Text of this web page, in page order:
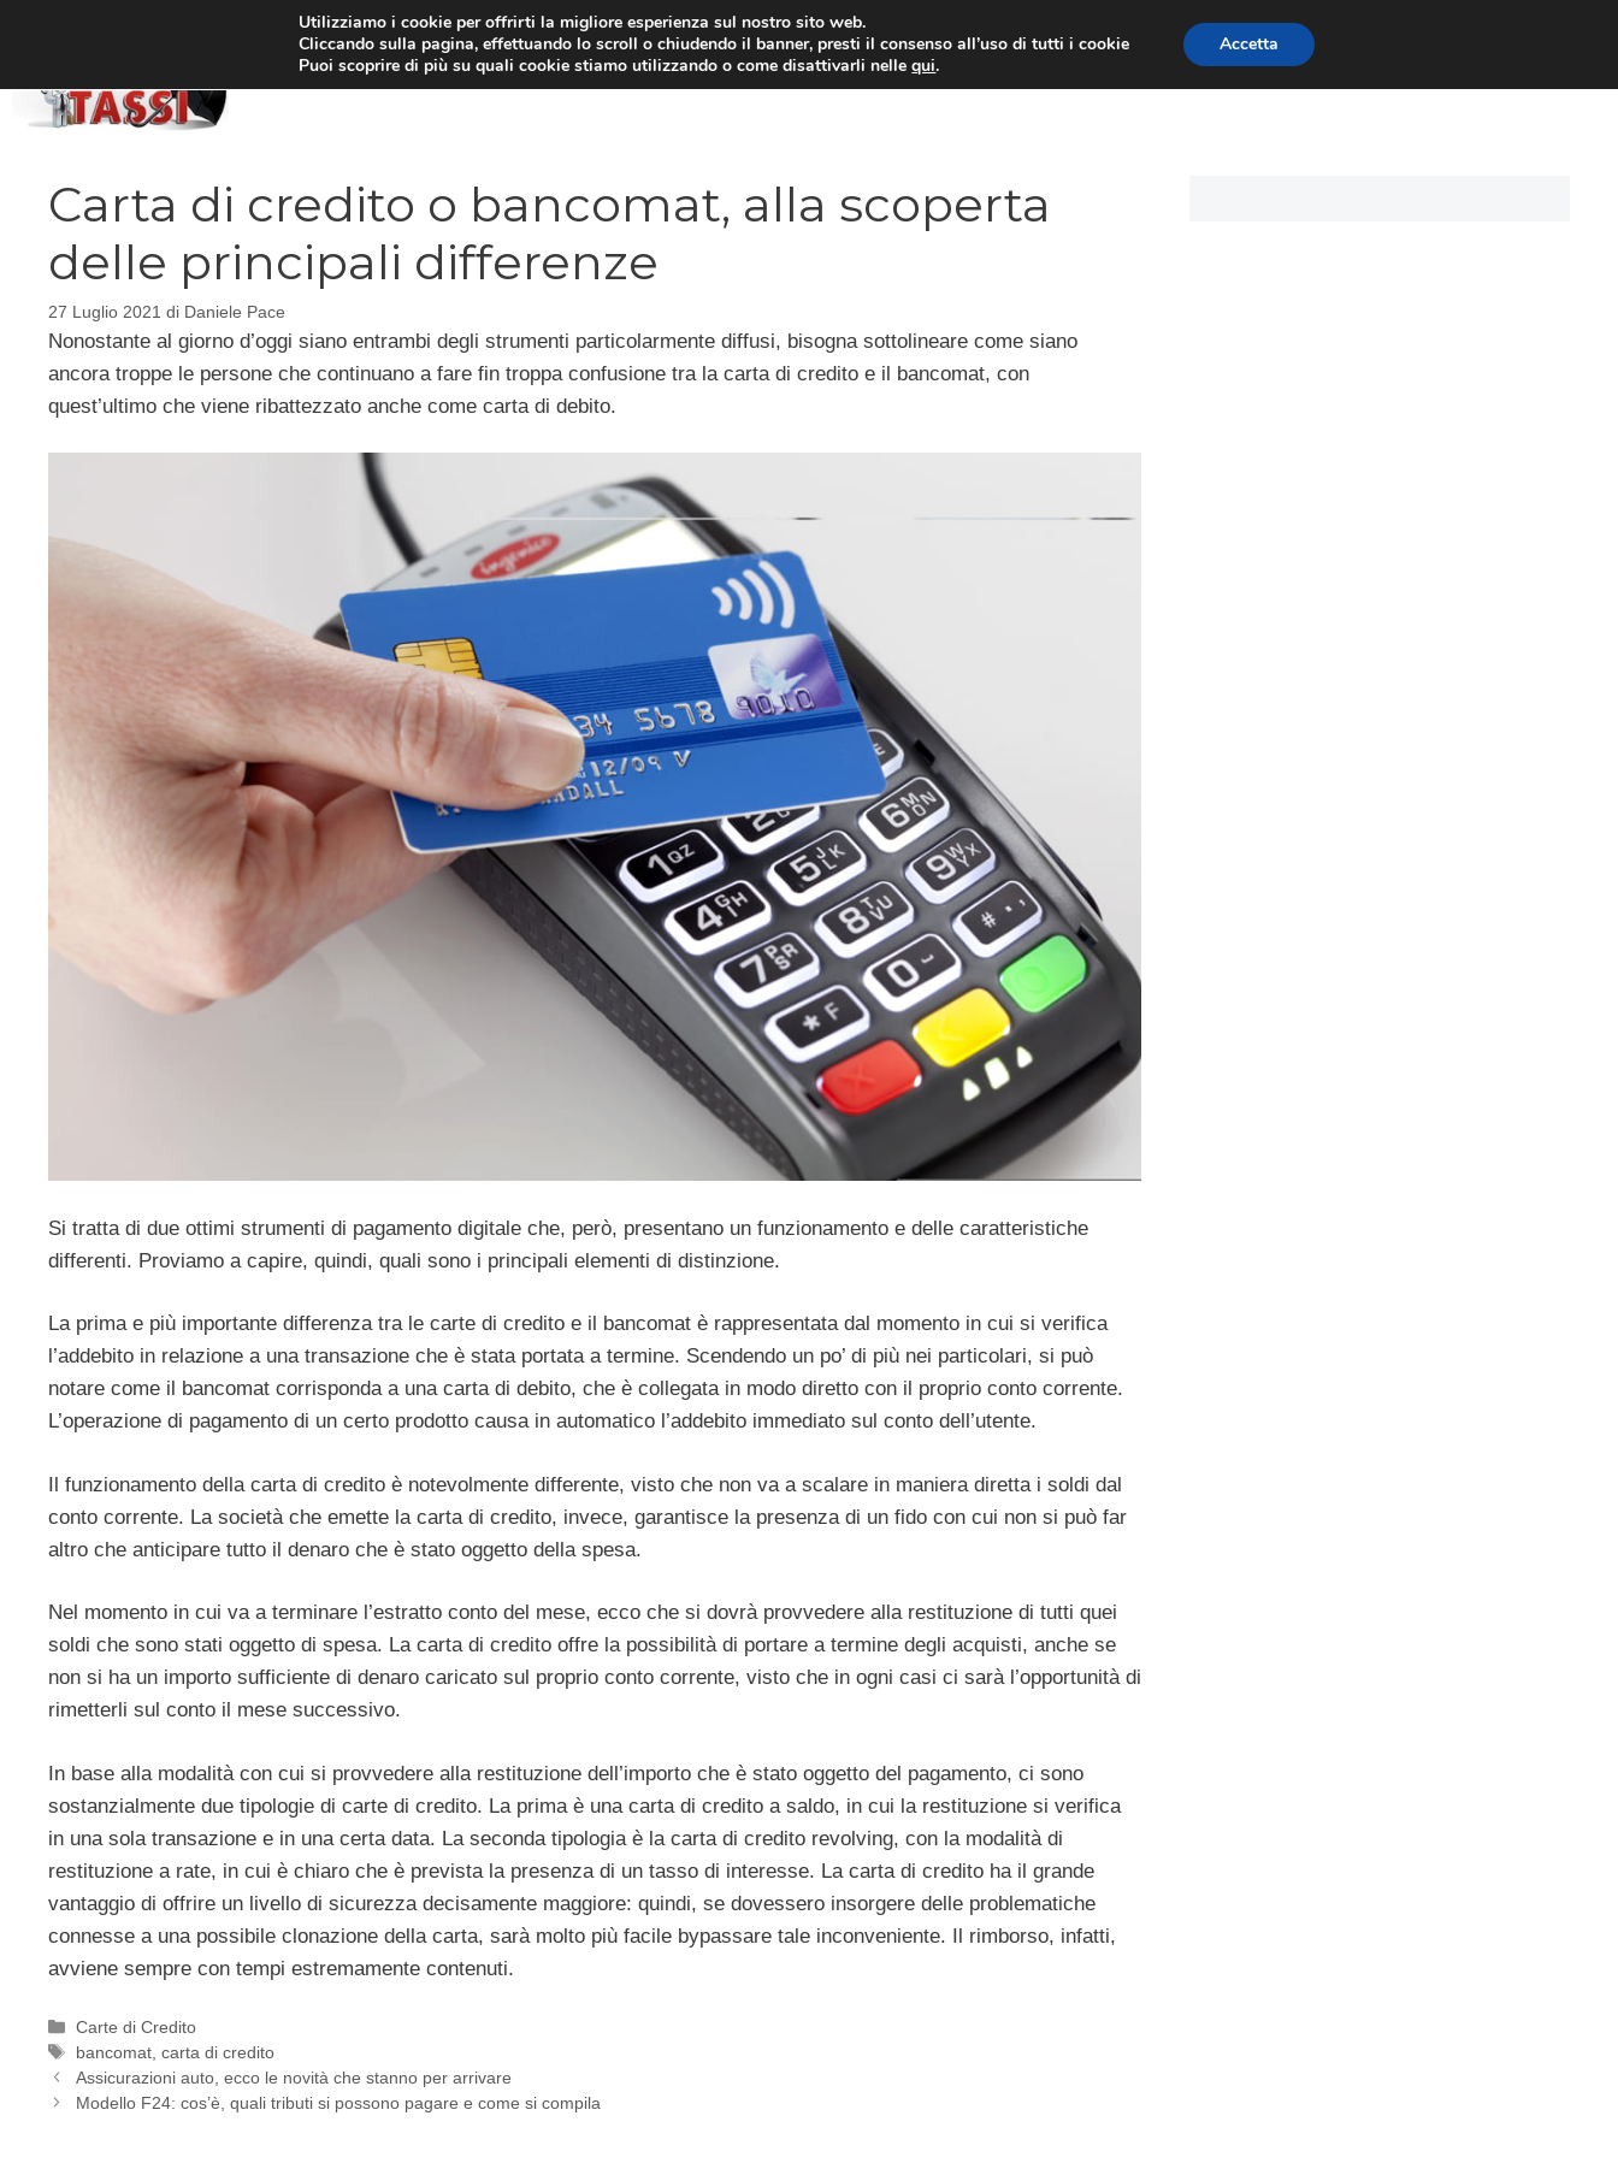
PRESTITI
Carta di credito o bancomat, alla scoperta
delle principali differenze
27 Luglio 2021 di Daniele Pace
Nonostante al giorno d’oggi siano entrambi degli strumenti particolarmente diffusi, bisogna sottolineare come siano
ancora troppe le persone che continuano a fare fin troppa confusione tra la carta di credito e il bancomat, con
quest’ultimo che viene ribattezzato anche come carta di debito.
Si tratta di due ottimi strumenti di pagamento digitale che, però, presentano un funzionamento e delle caratteristiche
differenti. Proviamo a capire, quindi, quali sono i principali elementi di distinzione.
La prima e più importante differenza tra le carte di credito e il bancomat è rappresentata dal momento in cui si verifica
l’addebito in relazione a una transazione che è stata portata a termine. Scendendo un po’ di più nei particolari, si può
notare come il bancomat corrisponda a una carta di debito, che è collegata in modo diretto con il proprio conto corrente.
L’operazione di pagamento di un certo prodotto causa in automatico l’addebito immediato sul conto dell’utente.
Il funzionamento della carta di credito è notevolmente differente, visto che non va a scalare in maniera diretta i soldi dal
conto corrente. La società che emette la carta di credito, invece, garantisce la presenza di un fido con cui non si può far
altro che anticipare tutto il denaro che è stato oggetto della spesa.
Nel momento in cui va a terminare l’estratto conto del mese, ecco che si dovrà provvedere alla restituzione di tutti quei
soldi che sono stati oggetto di spesa. La carta di credito offre la possibilità di portare a termine degli acquisti, anche se
non si ha un importo sufficiente di denaro caricato sul proprio conto corrente, visto che in ogni casi ci sarà l’opportunità di
rimetterli sul conto il mese successivo.
In base alla modalità con cui si provvedere alla restituzione dell’importo che è stato oggetto del pagamento, ci sono
sostanzialmente due tipologie di carte di credito. La prima è una carta di credito a saldo, in cui la restituzione si verifica
in una sola transazione e in una certa data. La seconda tipologia è la carta di credito revolving, con la modalità di
restituzione a rate, in cui è chiaro che è prevista la presenza di un tasso di interesse. La carta di credito ha il grande
vantaggio di offrire un livello di sicurezza decisamente maggiore: quindi, se dovessero insorgere delle problematiche
connesse a una possibile clonazione della carta, sarà molto più facile bypassare tale inconveniente. Il rimborso, infatti,
avviene sempre con tempi estremamente contenuti.
Categorie
Carte di Credito
Tag
bancomat ,carta di credito
Assicurazioni auto, ecco le novità che stanno per arrivare
Modello F24: cos’è, quali tributi si possono pagare e come si compila
Utilizziamo i cookie per offrirti la migliore esperienza sul nostro sito web.
Cliccando sulla pagina, effettuando lo scroll o chiudendo il banner, presti il consenso all’uso di tutti i cookie
Puoi scoprire di più su quali cookie stiamo utilizzando o come disattivarli nellequi.
Accetta